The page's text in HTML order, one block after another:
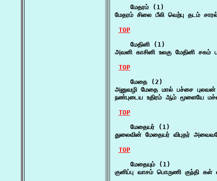
    மேதரம் (1)
மேதரம் சிலை பீலி வெற்பு தடம்
TOP
    மேதினி (1)
அவனி காசினி உலகு மேதினி
TOP
    மேதை (2)
அனுவழி மேதை மால் பச்சை
நண்புடைய உதிரம் ஆம் மூளையே
TOP
    மேதையர் (1)
துலைவின் மேதையர் விபுதர்
TOP
    மேதையும் (1)
குனிப்பு வாசம் பொருணி குந்தி